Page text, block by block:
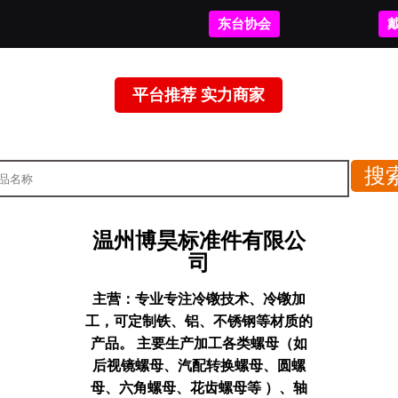
东台协会
平台推荐 实力商家
温州博昊标准件有限公
司
主营： 专业专注冷镦技术、冷镦加
工，可定制铁、铝、不锈钢等材质的
产品。 主要生产加工各类螺母（如
后视镜螺母、汽配转换螺母、圆螺
母、六角螺母、花齿螺母等 ）、轴